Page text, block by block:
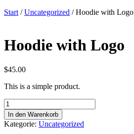
Start /Uncategorized / Hoodie with Logo
Hoodie with Logo
$45.00
This is a simple product.
Hoodie
with
Logo
Menge
In den Warenkorb
Kategorie: Uncategorized